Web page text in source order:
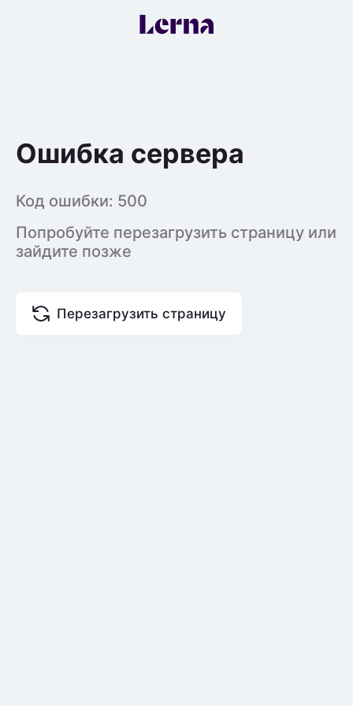
Ошибка сервера
Код ошибки: 500
Попробуйте перезагрузить страницу или
зайдите позже
Перезагрузить страницу